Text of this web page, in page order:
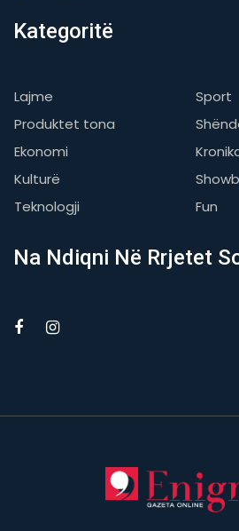
Kategoritë
Lajme
Sport
Produktet tona
Ekonomi
Kulturë
Teknologji
Fun
Na Ndiqni Në Rrjetet